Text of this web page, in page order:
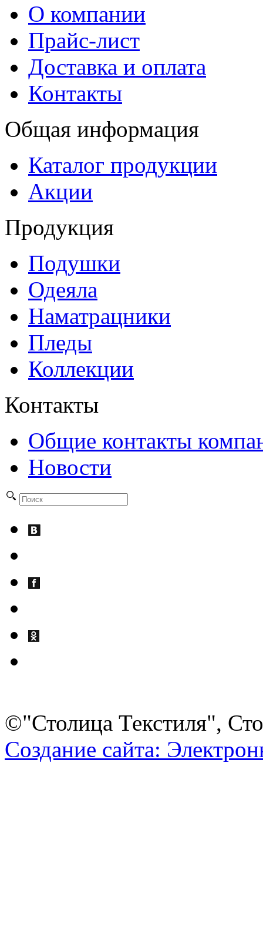
О компании
Прайс-лист
Доставка и оплата
Контакты
Общая информация
Каталог продукции
Акции
Продукция
Подушки
Одеяла
Наматрацники
Пледы
Коллекции
Контакты
Общие контакты
Новости
©"Столица Текстиля",
Создание сайта: